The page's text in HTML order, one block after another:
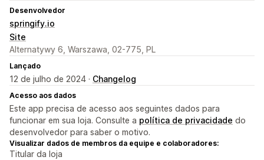
Desenvolvedor
springify.io
Site
Alternatywy 6, Warszawa, 02-775, PL
Lançado
12 de julho de 2024 · Changelog
Acesso aos dados
Este app precisa de acesso aos seguintes dados para
funcionar em sua loja. Consulte a política de privacidade do
desenvolvedor para saber o motivo.
Visualizar dados de membros da equipe e colaboradores:
Titular da loja